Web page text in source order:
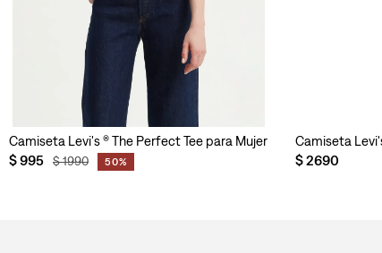
Mujer
Camiseta Levi's ® The Perfect Tee para Mujer
$995 $1990 50%
Camiseta
$2690